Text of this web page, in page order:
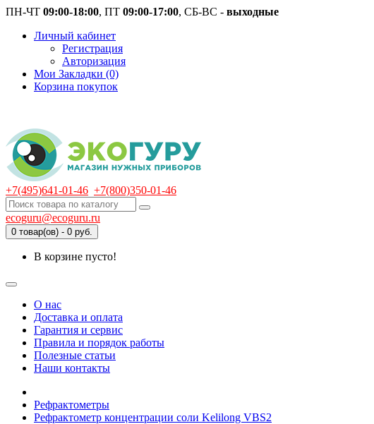
ПН-ЧТ 09:00-18:00, ПТ 09:00-17:00, СБ-ВС - выходные
Личный кабинет
Регистрация
Авторизация
Мои Закладки (0)
Корзина покупок
+7(495)641-01-46 +7(800)350-01-46
ecoguru@ecoguru.ru
0 товар(ов) - 0 руб.
В корзине пусто!
О нас
Доставка и оплата
Гарантия и сервис
Правила и порядок работы
Полезные статьи
Наши контакты
Рефрактометры
Рефрактометр концентрации соли Kelilong VBS2